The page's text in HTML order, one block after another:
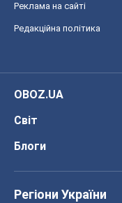
Реклама на сайті
Редакційна політика
OBOZ.UA
Світ
Блоги
Регіони України